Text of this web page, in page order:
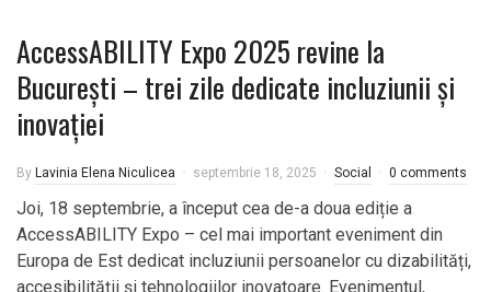
AccessABILITY Expo 2025 revine la
București – trei zile dedicate incluziunii și
inovației
By Lavinia Elena Niculicea septembrie 18, 2025 Social 0 comments
Joi, 18 septembrie, a început cea de-a doua ediție a
AccessABILITY Expo – cel mai important eveniment din
Europa de Est dedicat incluziunii persoanelor cu dizabilități,
accesibilității și tehnologiilor inovatoare. Evenimentul,